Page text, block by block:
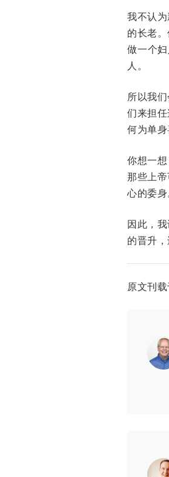
我不认
的长老
做一个
人。
所以我
们来担
何为单身
你想一
那些上
心的委身
因此，
的晋升
原文刊